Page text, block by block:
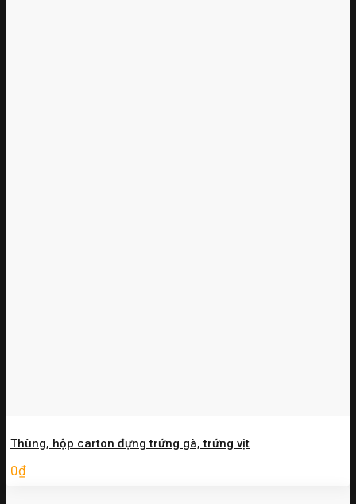
Thùng, hộp carton đựng trứng gà, trứng vịt
0₫